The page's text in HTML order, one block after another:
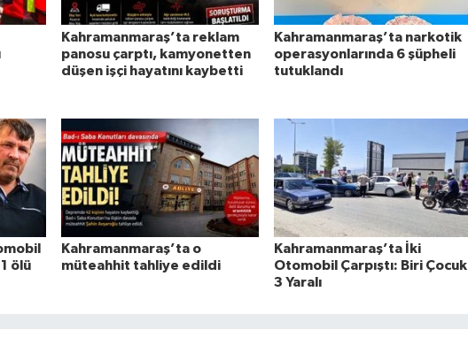
Kahramanmaraş’ta reklam
panosu çarptı, kamyonetten
düşen işçi hayatını kaybetti
Kahramanmaraş’ta narkotik
operasyonlarında 6 şüpheli
tutuklandı
ölü
Kahramanmaraş’ta o
müteahhit tahliye edildi
Kahramanmaraş’ta İki
Otomobil Çarpıştı: Biri Çocuk
3 Yaralı